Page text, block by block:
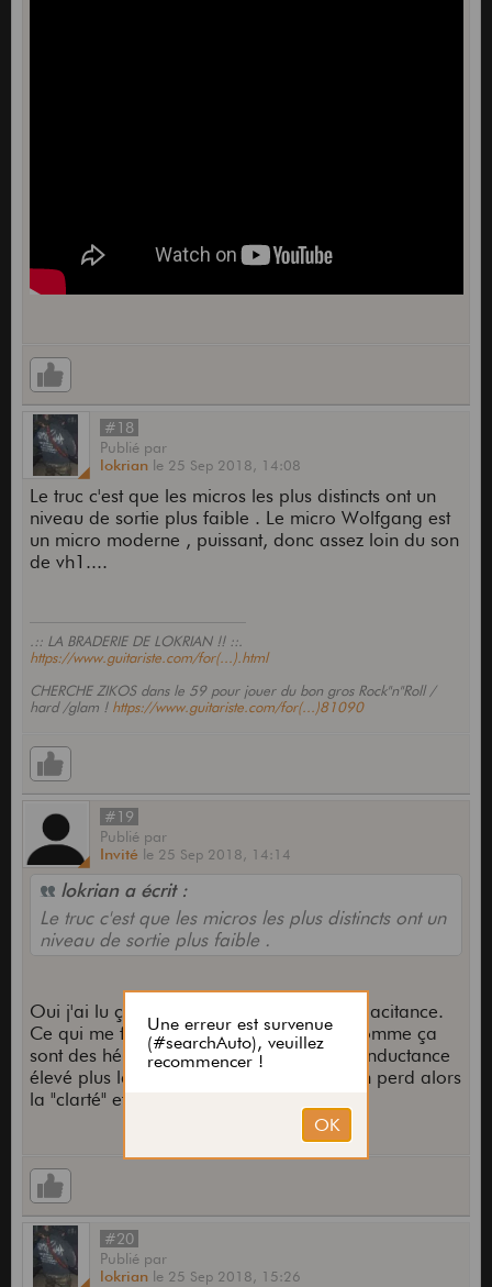
#18
Publié par
lokrian le 25 Sep 2018, 14:08
Le truc c'est que les micros les plus distincts ont un
niveau de sortie plus faible . Le micro Wolfgang est
un micro moderne , puissant, donc assez loin du son
de vh1....
.:: LA BRADERIE DE LOKRIAN !! ::.
https://www.guitariste.com/for(...).html
CHERCHE ZIKOS dans le 59 pour jouer du bon gros Rock"n"Roll /
hard /glam ! https://www.guitariste.com/for(...)81090
#19
Publié par
Invité le 25 Sep 2018, 14:14
lokrian a écrit :
Le truc c'est que les micros les plus distincts ont un
niveau de sortie plus faible .
Oui j'ai lu ça c'est notamment dû a la capacitance.
Ce qui me fait penser que des bobines comme ça
sont des hérésies. En gros plus on a une inductance
élevé plus la capacitance sera élévé et on perd alors
la "clarté" et l'intelligibilité.
#20
Publié par
lokrian le 25 Sep 2018, 15:26